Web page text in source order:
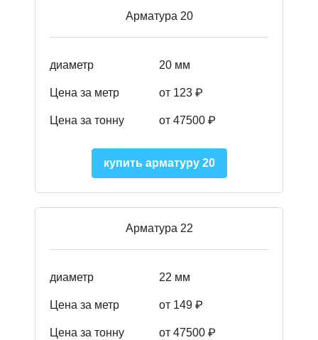
Арматура 20
диаметр 20 мм
Цена за метр от 123 ₽
Цена за тонну от 47500 ₽
купить арматуру 20
Арматура 22
диаметр 22 мм
Цена за метр от 149 ₽
Цена за тонну от 47500 ₽